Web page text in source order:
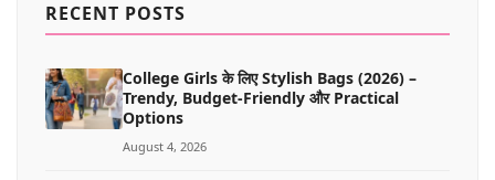
RECENT POSTS
College Girls के लिए Stylish Bags (2026) –
Trendy, Budget-Friendly और Practical
Options
August 4, 2026